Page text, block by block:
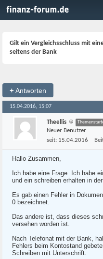
Gilt ein Vergleichsschluss mit
seitens der Bank
+Antworten
15.04.2016, 15:07
Theellis
Neuer Benutzer
seit: 15.04.2016
Hallo Zusammen,
Ich habe eine Frage. Ich habe
und ein schreiben erhalten in
Es gab einen Fehler in
0 bezeichnet.
Das andere ist, dass dieses
versehen worden ist.
Nach Telefonat mit der Bank,
Fehlers beim Kontostand
Schreiben mit Unterschrift.